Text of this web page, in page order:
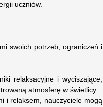
uczniów.
swoich potrzeb, ograniczeń i
relaksacyjne i wyciszające,
atmosferę w świetlicy.
i relaksem, nauczyciele mogą